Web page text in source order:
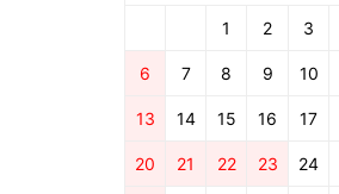
1 2 3
6 7 8 9 10
13 14 15 16 17
20 21 22 23 24